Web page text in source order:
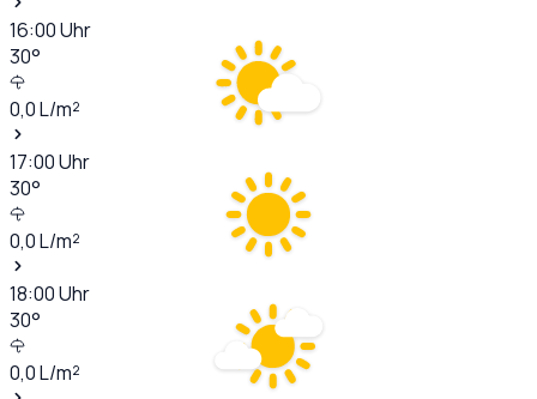
16:00Uhr
30°
0,0L/m²
17:00Uhr
30°
0,0L/m²
18:00Uhr
30°
0,0L/m²